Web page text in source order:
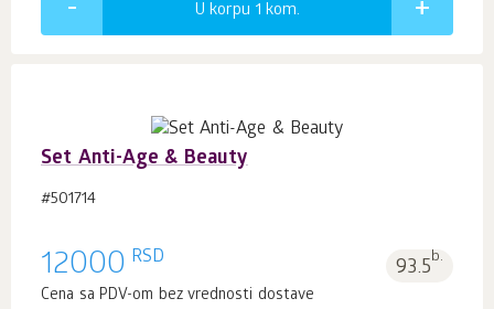
U korpu 1 kom.
Set Anti-Age & Beauty
#501714
12000 RSD 93.5b.
Cena sa PDV-om bez vrednosti dostave